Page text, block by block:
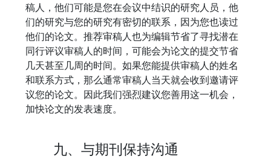
稿人，他们可能是您在会议中结识的研究人员，他
们的研究与您的研究有密切的联系，因为您也读过
他们的论文。推荐审稿人也为编辑节省了寻找潜在
同行评议审稿人的时间，可能会为论文的提交节省
几天甚至几周的时间。如果您能提供审稿人的姓名
和联系方式，那么通常审稿人当天就会收到邀请评
议您的论文。因此我们强烈建议您善用这一机会，
加快论文的发表速度。
九、与期刊保持沟通